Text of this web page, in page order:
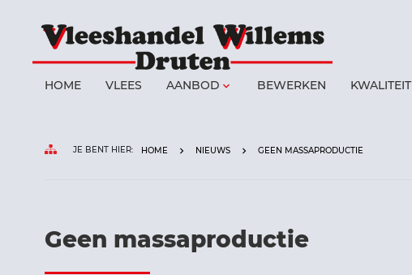
HOME VLEES AANBOD keyboard_arrow_down BEWERKEN KWALITEIT
JE BENT HIER: HOME NIEUWS GEEN MASSAPRODUCTIE
Geen massaproductie